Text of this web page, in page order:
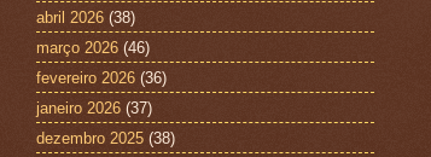
abril 2026 (38)
março 2026 (46)
fevereiro 2026 (36)
janeiro 2026 (37)
dezembro 2025 (38)